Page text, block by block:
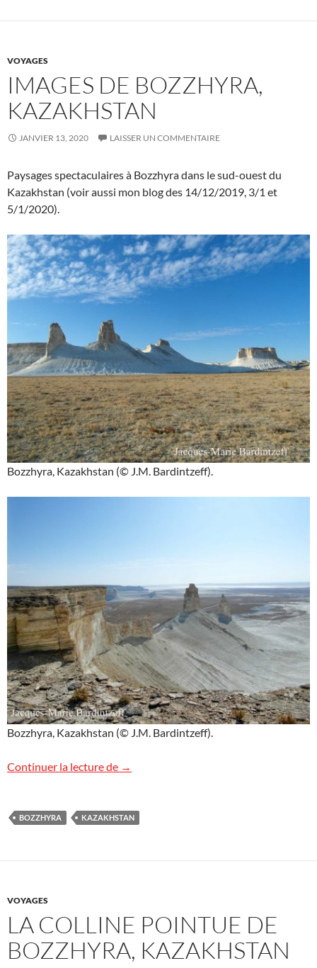
VOYAGES
IMAGES DE BOZZHYRA,
KAZAKHSTAN
JANVIER 13, 2020 LAISSER UN COMMENTAIRE
Paysages spectaculaires à Bozzhyra dans le sud-ouest du
Kazakhstan (voir aussi mon blog des 14/12/2019, 3/1 et
5/1/2020).
Bozzhyra, Kazakhstan (© J.M. Bardintzeff).
Bozzhyra, Kazakhstan (© J.M. Bardintzeff).
Continuer la lecture de Images de Bozzhyra, Kazakhstan
→
BOZZHYRA KAZAKHSTAN
VOYAGES
LA COLLINE POINTUE DE
BOZZHYRA, KAZAKHSTAN